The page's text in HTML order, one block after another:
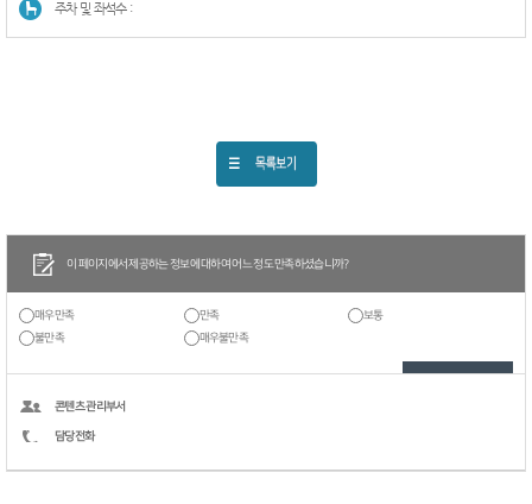
주차 및 좌석수 :
이 페이지에서 제공하는 정보에 대하여 어느 정도 만족하셨습니까?
매우만족 만족
보통
불만족
매우불만족
콘텐츠 관리부서
담당전화